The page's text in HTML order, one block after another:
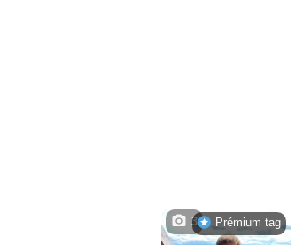
3 Prémium tag